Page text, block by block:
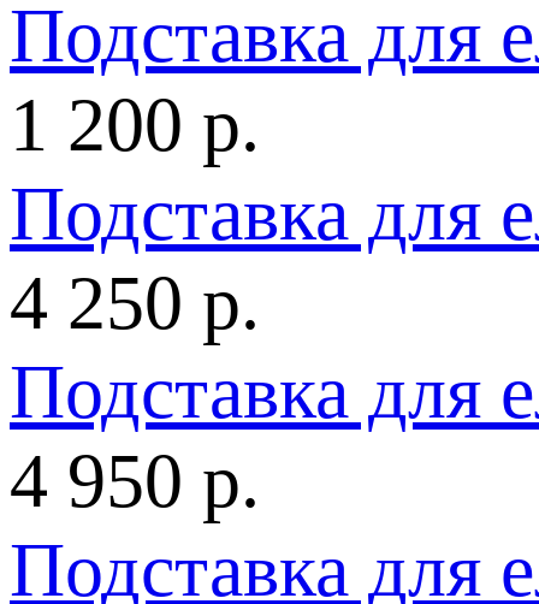
Подставка для
1 200 р.
Подставка для
4 250 р.
Подставка для
4 950 р.
Подставка для